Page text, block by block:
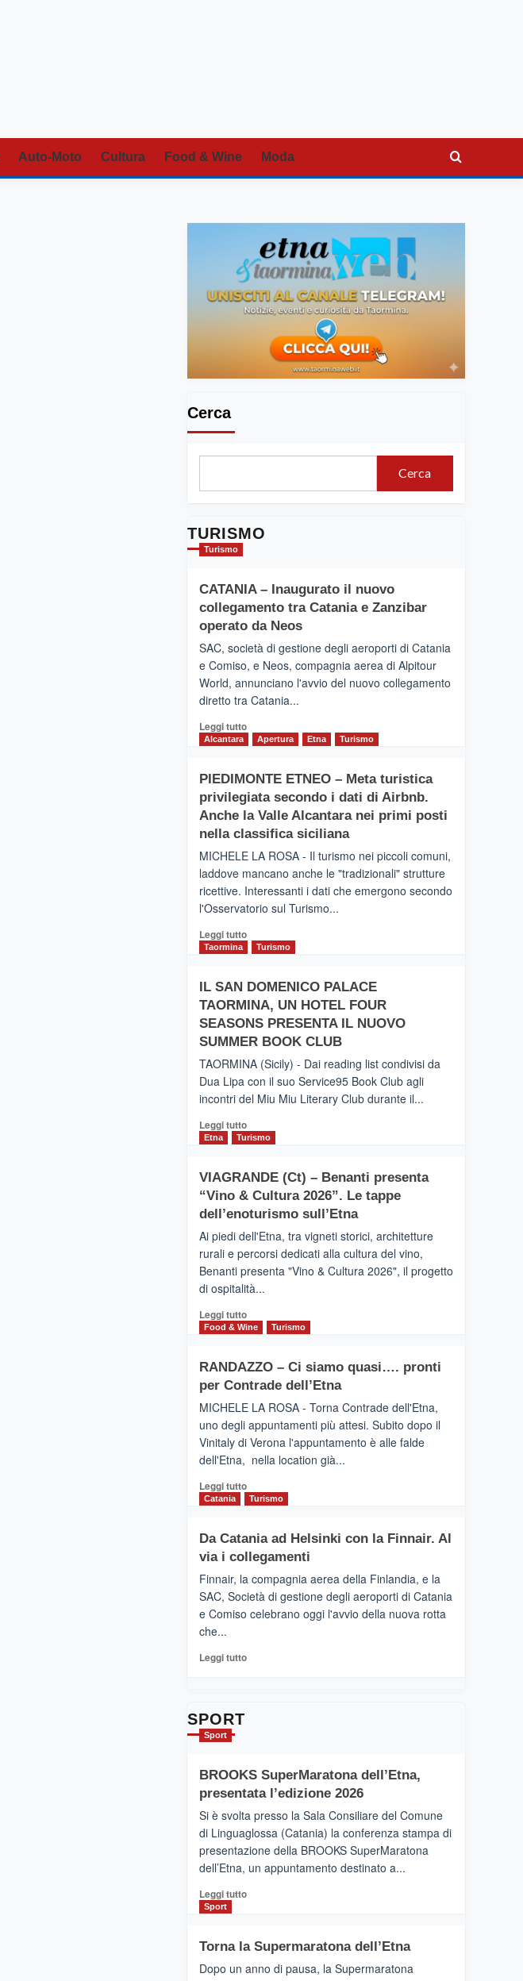
Auto-Moto Cultura Food & Wine Moda
Cerca
Cerca
TURISMO
Turismo
CATANIA – Inaugurato il nuovo
collegamento tra Catania e Zanzibar
operato da Neos
SAC, società di gestione degli aeroporti di Catania
e Comiso, e Neos, compagnia aerea di Alpitour
World, annunciano l'avvio del nuovo collegamento
diretto tra Catania...
Leggi tuttoLeggi
CATANIA
–
Inaugurato
il
collegamento
tra
Catania
e
operato
da
Alcantara Apertura Etna Turismo
PIEDIMONTE ETNEO – Meta turistica
privilegiata secondo i dati di Airbnb.
Anche la Valle Alcantara nei primi posti
nella classifica siciliana
MICHELE LA ROSA - Il turismo nei piccoli comuni,
laddove mancano anche le "tradizionali" strutture
ricettive. Interessanti i dati che emergono secondo
l'Osservatorio sul Turismo...
Leggi tuttoLeggi
PIEDIMONTE
ETNEO
–
Meta
privilegiata
secondo
i
di
Airbnb.
la
Valle
Alcantara
nei
primi
classifica
siciliana
Taormina Turismo
IL SAN DOMENICO PALACE
TAORMINA, UN HOTEL FOUR
SEASONS PRESENTA IL NUOVO
SUMMER BOOK CLUB
TAORMINA (Sicily) - Dai reading list condivisi da
Dua Lipa con il suo Service95 Book Club agli
incontri del Miu Miu Literary Club durante il...
Leggi tuttoLeggi
di
IL
SAN
DOMENICO
TAORMINA,
UN
HOTEL
FOUR
PRESENTA
IL
SUMMER
BOOK
CLUB
Etna Turismo
VIAGRANDE (Ct) – Benanti presenta
“Vino & Cultura 2026”. Le tappe
dell’enoturismo sull’Etna
Ai piedi dell'Etna, tra vigneti storici, architetture
rurali e percorsi dedicati alla cultura del vino,
Benanti presenta "Vino & Cultura 2026", il progetto
di ospitalità...
Leggi tuttoLeggi
di
VIAGRANDE
(Ct)
–
presenta
“Vino
&
2026”.
Le
dell’enoturismo
sull’Etna
Food & Wine Turismo
RANDAZZO – Ci siamo quasi…. pronti
per Contrade dell’Etna
MICHELE LA ROSA - Torna Contrade dell'Etna,
uno degli appuntamenti più attesi. Subito dopo il
Vinitaly di Verona l'appuntamento è alle falde
dell'Etna, nella location già...
Leggi tuttoLeggi
di
RANDAZZO
–
siamo
quasi….
pronti
dell’Etna
Catania Turismo
Da Catania ad Helsinki con la Finnair. Al
via i collegamenti
Finnair, la compagnia aerea della Finlandia, e la
SAC, Società di gestione degli aeroporti di Catania
e Comiso celebrano oggi l'avvio della nuova rotta
che...
Leggi tuttoLeggi
con
la
Al
via
i
collegamenti
SPORT
Sport
BROOKS SuperMaratona dell’Etna,
presentata l’edizione 2026
Si è svolta presso la Sala Consiliare del Comune
di Linguaglossa (Catania) la conferenza stampa di
presentazione della BROOKS SuperMaratona
dell’Etna, un appuntamento destinato a...
Leggi tuttoLeggi
BROOKS
SuperMaratona
Sport
Torna la Supermaratona dell’Etna
Dopo un anno di pausa, la Supermaratona